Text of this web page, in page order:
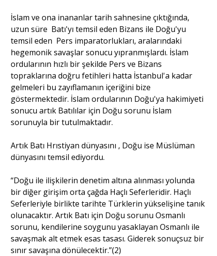
İslam ve ona inananlar tarih sahnesine çıktığında,
uzun süre Batı'yı temsil eden Bizans ile Doğu'yu
temsil eden Pers imparatorlukları, aralarındaki
hegemonik savaşlar sonucu yıpranmışlardı. İslam
ordularının hızlı bir şekilde Pers ve Bizans
topraklarına doğru fetihleri hatta İstanbul'a kadar
gelmeleri bu zayıflamanın içeriğini bize
göstermektedir. İslam ordularının Doğu'ya hakimiyeti
sonucu artık Batılılar için Doğu sorunu İslam
sorunuyla bir tutulmaktadır.
Artık Batı Hrıstiyan dünyasını , Doğu ise Müslüman
dünyasını temsil ediyordu.
“Doğu ile ilişkilerin denetim altına alınması yolunda
bir diğer girişim orta çağda Haçlı Seferleridir. Haçlı
Seferleriyle birlikte tarihte Türklerin yükselişine tanık
olunacaktır. Artık Batı için Doğu sorunu Osmanlı
sorunu, kendilerine soygunu yasaklayan Osmanlı ile
savaşmak alt etmek esas tasası. Giderek sonuçsuz bir
sınır savaşına dönülecektir.”(2)